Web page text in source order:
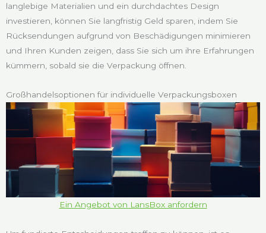
langlebige Materialien und ein durchdachtes Design
investieren, können Sie langfristig Geld sparen, indem Sie
Rücksendungen aufgrund von Beschädigungen minimieren
und Ihren Kunden zeigen, dass Sie sich um ihre Erfahrungen
kümmern, sobald sie die Verpackung öffnen.
Großhandelsoptionen für individuelle Verpackungsboxen
Ein Angebot von LansBox anfordern